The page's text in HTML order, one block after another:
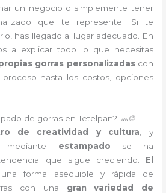
un negocio o simplemente tener
que te represente. Si te
has llegado al lugar adecuado. En
a explicar todo lo que necesitas
gorras personalizadascon
hasta los costos, opciones
de gorras en Tetelpan? 🧢🎨
de creatividad y cultura , y
mediante estampado se ha
que sigue creciendo. El
forma asequible y rápida de
con una gran variedad de